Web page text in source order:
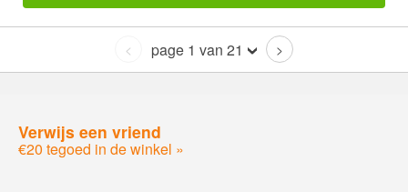
< page 1 van 21 >
Verwijs een vriend
€20 tegoed in de winkel »